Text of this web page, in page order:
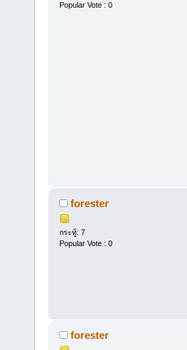
Popular Vote : 0
forester
กระทู้: 7
Popular Vote : 0
forester